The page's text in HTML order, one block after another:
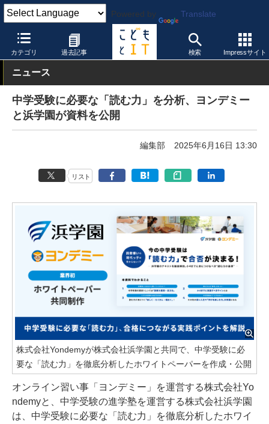
Powered by Translate
カテゴリ 過去記事 検索 Impressサイト
こどもとIT 受験・入試 中学校
ニュース
中学受験に必要な「読む力」を分析、ヨンデミー
と浜学園が資料を公開
編集部 2025年6月16日 13:30
リスト
株式会社Yondemyが株式会社浜学園と共同で、中学受験に必
要な「読む力」を徹底分析したホワイトペーパーを作成・公開
オンライン習い事「ヨンデミー」を運営する株式会社Yo
ndemyと、中学受験の進学塾を運営する株式会社浜学園
は、中学受験に必要な「読む力」を徹底分析したホワイ